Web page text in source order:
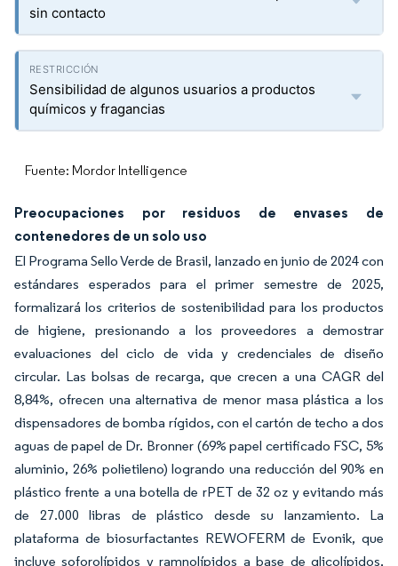
sin contacto
Sensibilidad de algunos usuarios a productos
químicos y fragancias
Fuente: Mordor Intelligence
Preocupaciones por residuos de envases de
contenedores de un solo uso
El Programa Sello Verde de Brasil, lanzado en junio de 2024 con
estándares esperados para el primer semestre de 2025,
formalizará los criterios de sostenibilidad para los productos
de higiene, presionando a los proveedores a demostrar
evaluaciones del ciclo de vida y credenciales de diseño
circular. Las bolsas de recarga, que crecen a una CAGR del
8,84%, ofrecen una alternativa de menor masa plástica a los
dispensadores de bomba rígidos, con el cartón de techo a dos
aguas de papel de Dr. Bronner (69% papel certificado FSC, 5%
aluminio, 26% polietileno) logrando una reducción del 90% en
plástico frente a una botella de rPET de 32 oz y evitando más
de 27.000 libras de plástico desde su lanzamiento. La
plataforma de biosurfactantes REWOFERM de Evonik, que
incluye soforolípidos y ramnolípidos a base de glicolípidos,